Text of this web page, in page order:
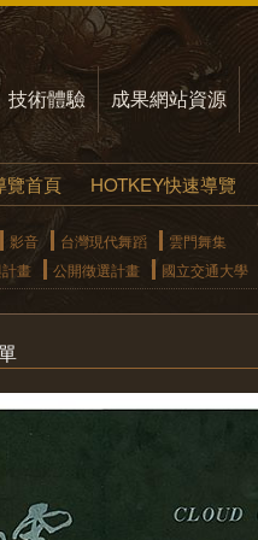
技術體驗 成果網站資源
覽首頁 HOTKEY快速導覽
影音 台灣現代舞蹈
雲門舞集
畫 公開徵選計畫 國立交通大學